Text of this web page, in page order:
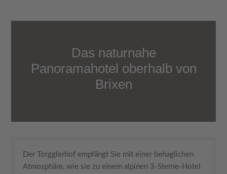
Das naturnahe
Panoramahotel oberhalb von
Brixen
Der Torgglerhof empfängt Sie mit einer behaglichen
Atmosphäre, wie sie zu einem alpinen 3-Sterne-Hotel